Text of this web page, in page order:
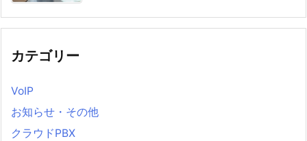
カテゴリー
VoIP
お知らせ・その他
クラウドPBX